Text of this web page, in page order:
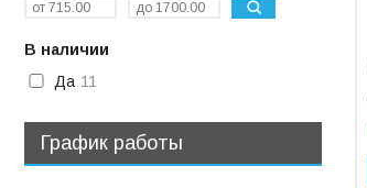
В наличии
Да 11
График работы